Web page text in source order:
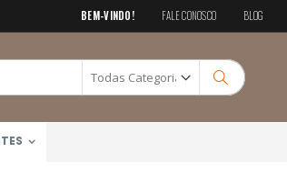
BEM-VINDO! FALE CONOSCO BLOG
Pesquisa